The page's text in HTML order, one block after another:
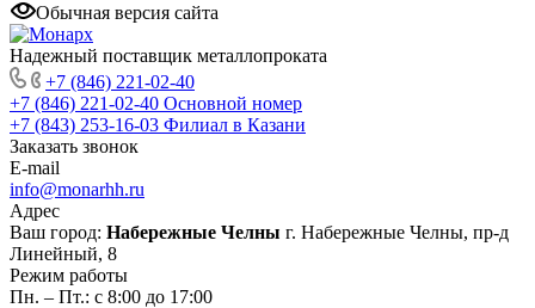
Обычная версия сайта
Надежный поставщик металлопроката
+7 (846) 221-02-40
+7 (846) 221-02-40 Основной номер
+7 (843) 253-16-03 Филиал в Казани
Заказать звонок
E-mail
info@monarhh.ru
Адрес
Ваш город: Набережные Челны г. Набережные Челны, пр-д
Линейный, 8
Режим работы
Пн. – Пт.: с 8:00 до 17:00